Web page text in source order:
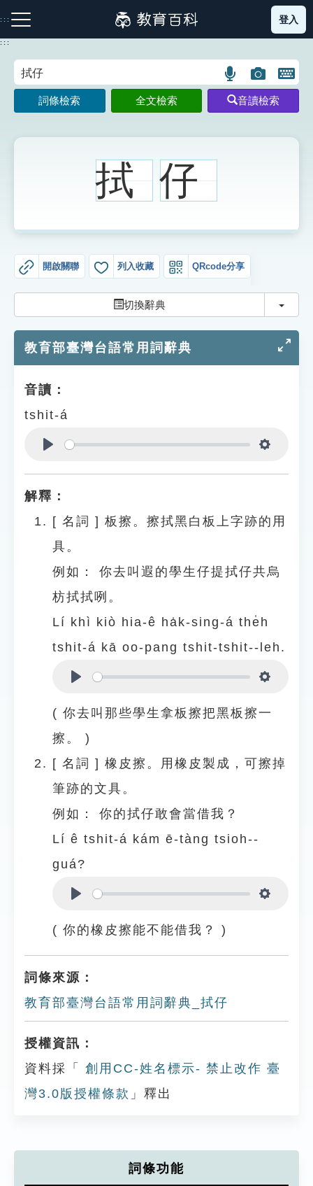
到
主
:::
注音索引圖示 筆畫索引圖示 部首索引表圖示
生字詞彙表
知識索引
遊戲專區
貓頭鷹博士
登入
:::
語
言
搜
圖
片
搜
開
鍵
圖
詞條檢索 全文檢索 音讀檢索
拭 仔
開啟關聯 列入收藏 QRcode分享
切換辭典 切換
教育部臺灣台語常用詞辭典
音讀：
tshit-á
解釋：
[ 名詞 ] 板擦。擦拭黑白板上字跡的用
具。
例如：
你去叫遐的學生仔提拭仔共烏
枋拭拭咧。
Lí khì kiò hia-ê ha̍k-sing-á the̍h
tshit-á kā oo-pang tshit-tshit--leh.
( 你去叫那些學生拿板擦把黑板擦一
擦。 )
[ 名詞 ] 橡皮擦。用橡皮製成，可擦掉
筆跡的文具。
例如：
你的拭仔敢會當借我？
Lí ê tshit-á kám ē-tàng tsioh--
guá?
( 你的橡皮擦能不能借我？ )
詞條來源：
教育部臺灣台語常用詞辭典_拭仔
授權資訊：
資料採「
創用CC-姓名標示- 禁止改作 臺
灣3.0版授權條款 」釋出
詞條功能